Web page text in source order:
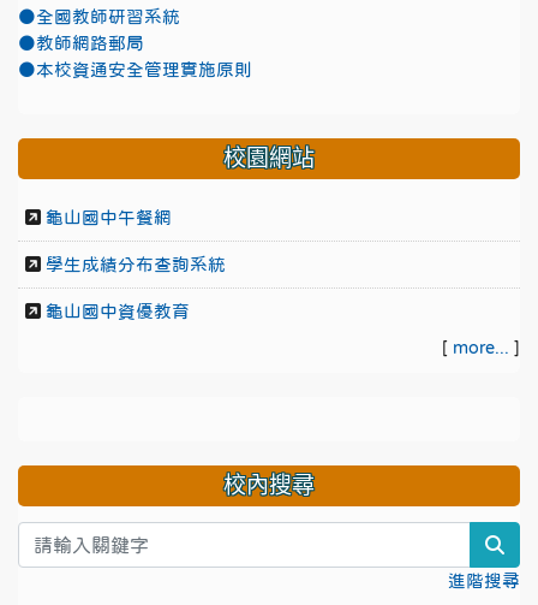
●全國教師研習系統
●教師網路郵局
●本校資通安全管理實施原則
校園網站
龜山國中午餐網
學生成績分布查詢系統
龜山國中資優教育
[ more... ]
校內搜尋
進階搜尋